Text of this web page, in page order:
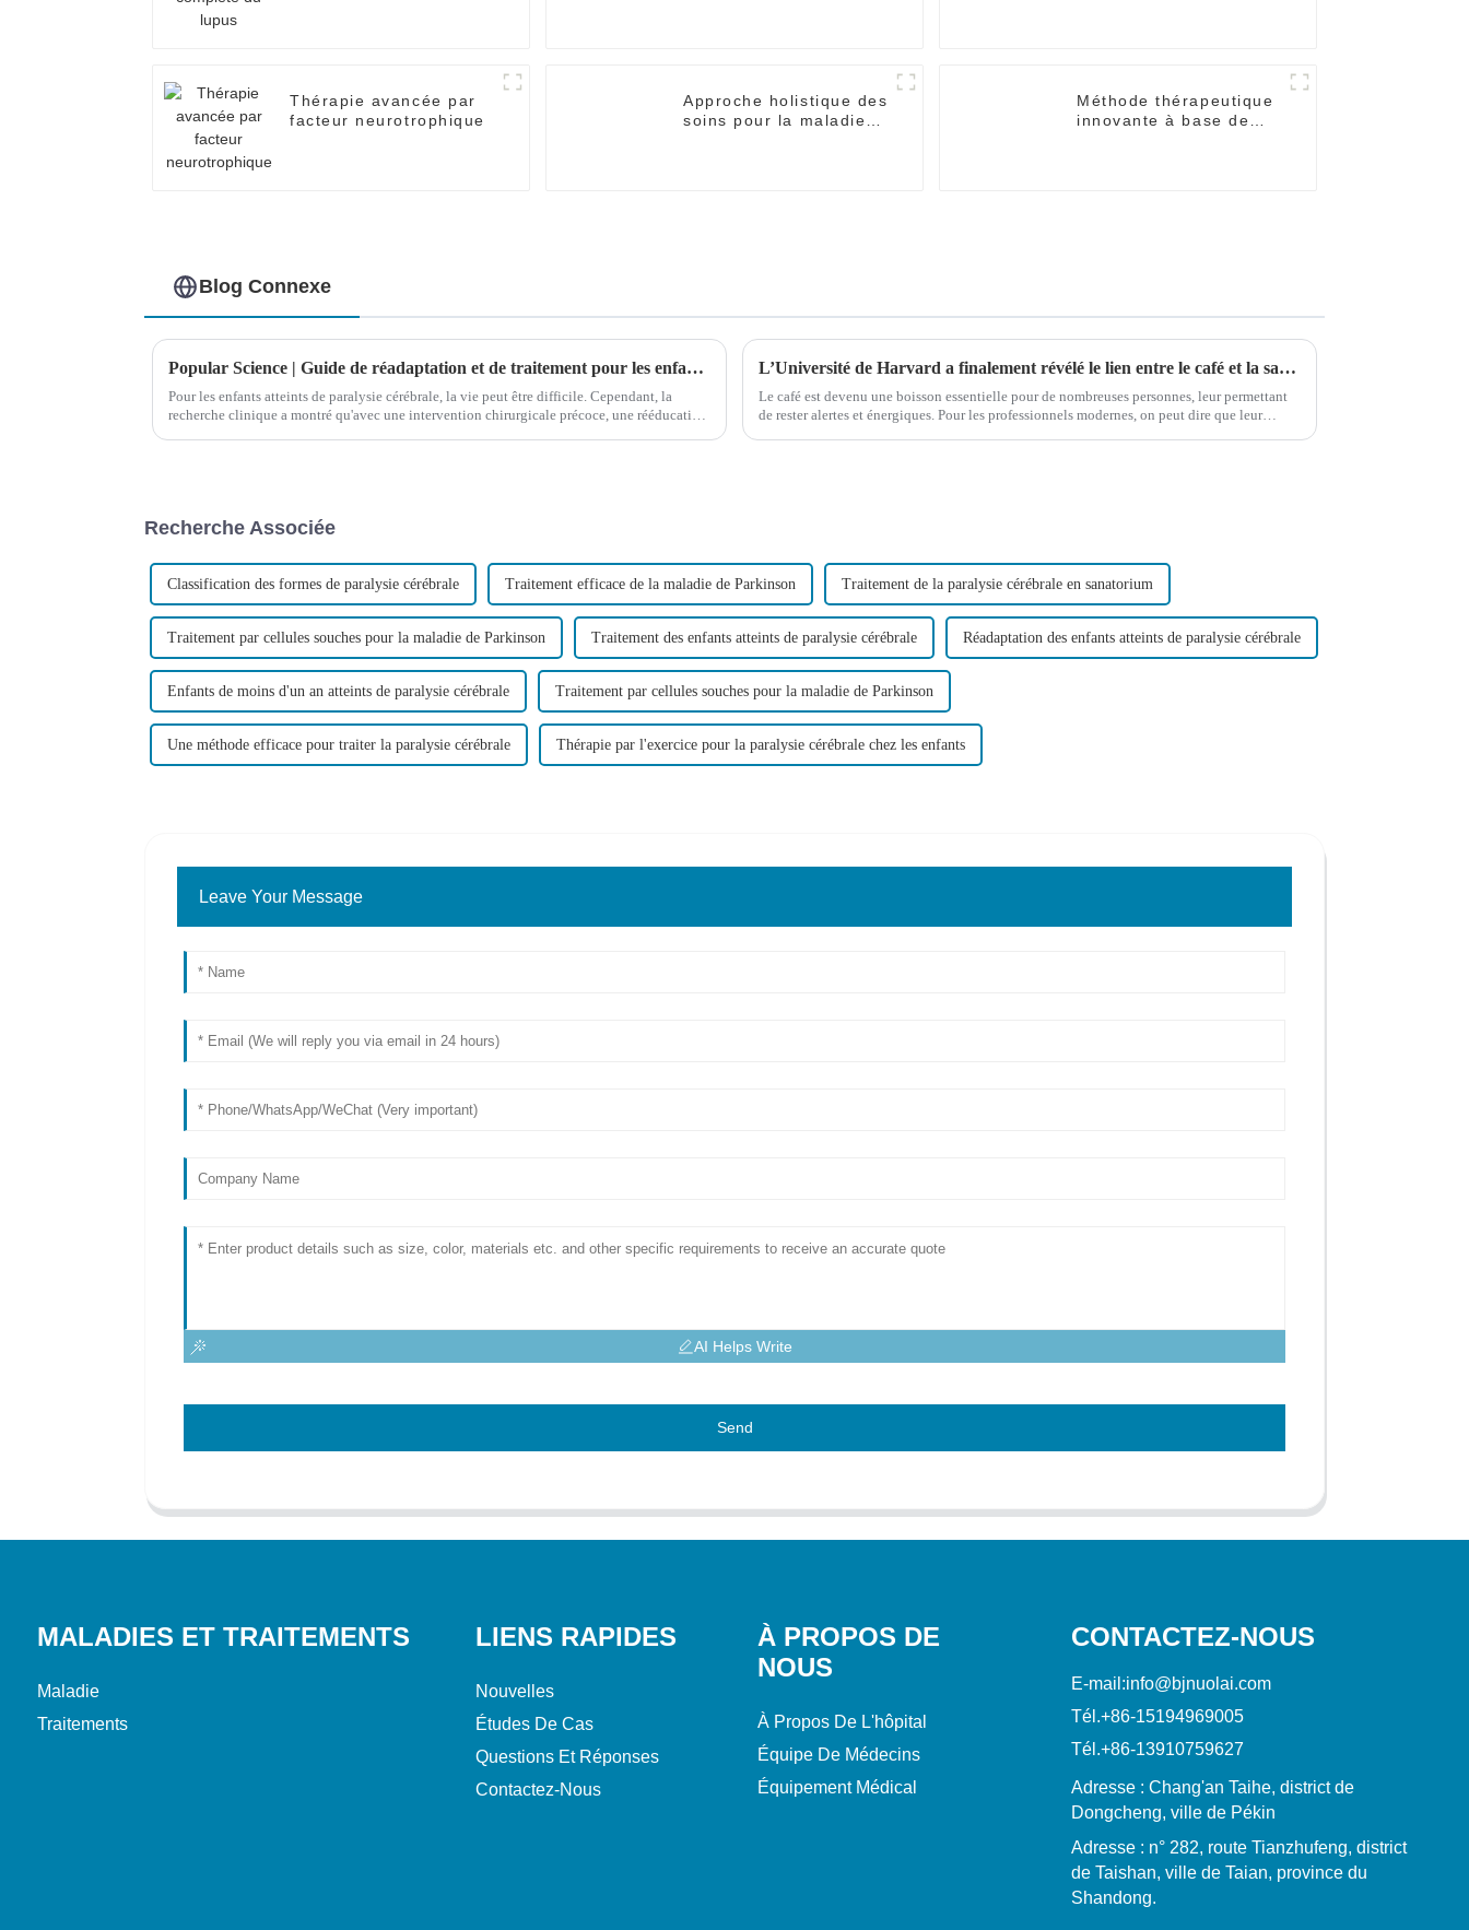
Thérapie avancée par
facteur neurotrophique
Approche holistique des
soins pour la maladie
Méthode thérapeutique
innovante à base de
Blog Connexe
Popular Science | Guide de réadaptation et de traitement pour les enfants atteints de paralysie cérébrale
Pour les enfants atteints de paralysie cérébrale, la vie peut être difficile. Cependant, la
recherche clinique a montré qu'avec une intervention chirurgicale précoce, une rééducation
L’Université de Harvard a finalement révélé le lien entre le café et la santé – je regrette de ne pas l’avoir su plus tôt !
Le café est devenu une boisson essentielle pour de nombreuses personnes, leur permettant
de rester alertes et énergiques. Pour les professionnels modernes, on peut dire que leur
Recherche Associée
Classification des formes de paralysie cérébrale Traitement efficace de la maladie de Parkinson Traitement de la paralysie cérébrale en sanatorium
Traitement par cellules souches pour la maladie de Parkinson Traitement des enfants atteints de paralysie cérébrale Réadaptation des enfants atteints de paralysie cérébrale
Enfants de moins d'un an atteints de paralysie cérébrale Traitement par cellules souches pour la maladie de Parkinson
Une méthode efficace pour traiter la paralysie cérébrale Thérapie par l'exercice pour la paralysie cérébrale chez les enfants
Leave Your Message
AI Helps Write
Send
MALADIES ET TRAITEMENTS
Maladie
Traitements
LIENS RAPIDES
Nouvelles
Études De Cas
Questions Et Réponses
Contactez-Nous
À PROPOS DE
NOUS
À Propos De L'hôpital
Équipe De Médecins
Équipement Médical
CONTACTEZ-NOUS
E-mail:info@bjnuolai.com
Tél.+86-15194969005
Tél.+86-13910759627
Adresse : Chang'an Taihe, district de
Dongcheng, ville de Pékin
Adresse : n° 282, route Tianzhufeng, district
de Taishan, ville de Taian, province du
Shandong.